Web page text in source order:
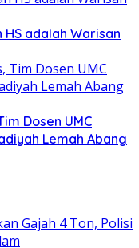
adalah Warisan
Dosen UMC
Lemah Abang